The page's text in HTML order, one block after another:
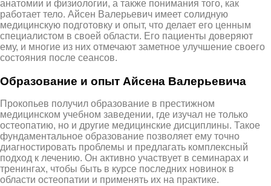
анатомии и физиологии, а также понимания того, как
работает тело. Айсен Валерьевич имеет солидную
медицинскую подготовку и опыт, что делает его ценным
специалистом в своей области. Его пациенты доверяют
ему, и многие из них отмечают заметное улучшение своего
состояния после сеансов.
Образование и опыт Айсена Валерьевича
Прокопьев получил образование в престижном
медицинском учебном заведении, где изучал не только
остеопатию, но и другие медицинские дисциплины. Такое
фундаментальное образование позволяет ему точно
диагностировать проблемы и предлагать комплексный
подход к лечению. Он активно участвует в семинарах и
тренингах, чтобы быть в курсе последних новинок в
области остеопатии и применять их на практике.